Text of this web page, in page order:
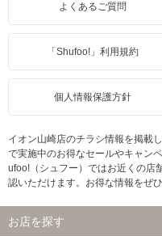
よくあるご質問
「Shufoo!」利用規約
個人情報保護方針
イオン山崎店のチラシ情報を掲載
で実施中のお得なセールやキャン
ufoo!（シュフー）ではお近くの店
認いただけます。お得な情報をぜ
お店を探す